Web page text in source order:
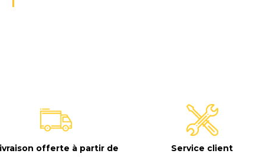
offerte à partir de
Service client